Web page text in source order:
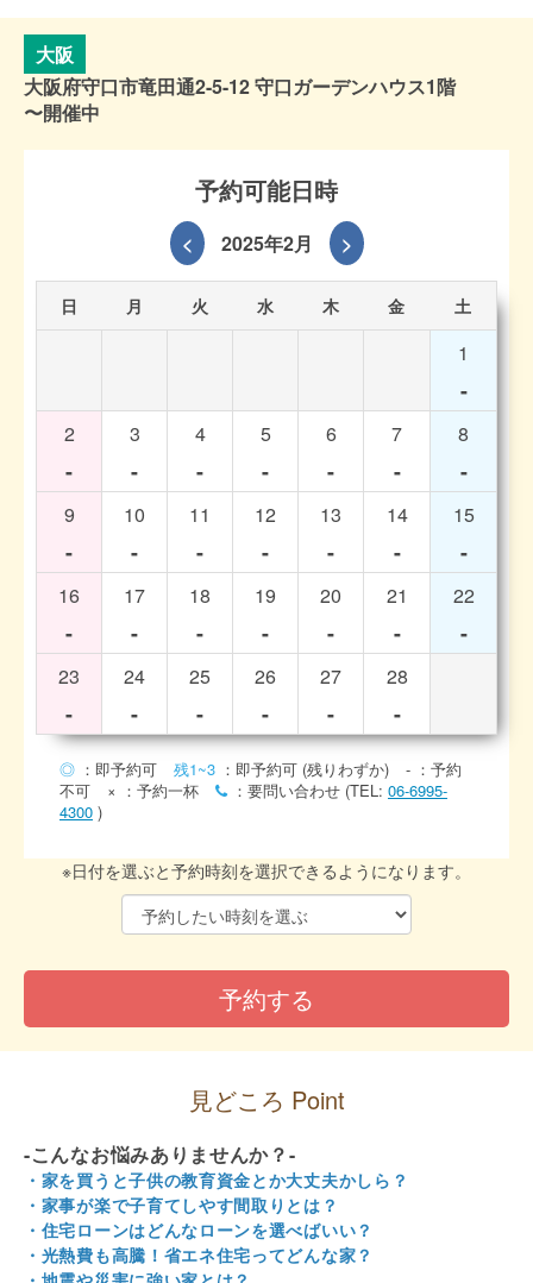
大阪
大阪府守口市竜田通2-5-12 守口ガーデンハウス1階
〜開催中
予約可能日時
< 2025年2月 >
日 月 火 水 木 金 土
1
-
2
-
3
-
4
-
5
-
6
-
7
-
8
-
9
-
10
-
11
-
12
-
13
-
14
-
15
-
16
-
17
-
18
-
19
-
20
-
21
-
22
-
23
-
24
-
25
-
26
-
27
-
28
-
◎ ：即予約可 残1~3 ：即予約可 (残りわずか) - ：予約
不可
× ：予約一杯 ：要問い合わせ (TEL: 06-6995-
4300 )
※日付を選ぶと予約時刻を選択できるようになります。
見どころ Point
-こんなお悩みありませんか？-
・家を買うと子供の教育資金とか大丈夫かしら？
・家事が楽で子育てしやす間取りとは？
・住宅ローンはどんなローンを選べばいい？
・光熱費も高騰！省エネ住宅ってどんな家？